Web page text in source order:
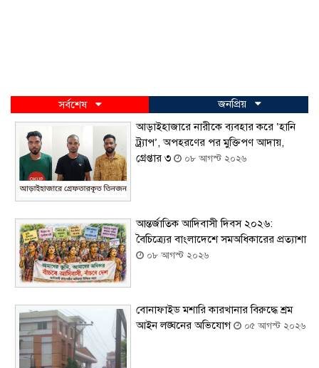
সর্বশেষ
জনপ্রিয়
আড়াইহাজারে নারীকে ব্যবহার করে ‘হানি
ট্র্যাপ’, অপহরণের পর মুক্তিপণ আদায়,
গ্রেপ্তার ৩
০৮ আগস্ট ২০২৬
আন্তর্জাতিক আদিবাসী দিবস ২০২৬:
বৈচিত্র্যের বাংলাদেশে সমঅধিকারের প্রত্যাশা
০৮ আগস্ট ২০২৬
বোনাফাইড মশারি কারখানার বিরুদ্ধে শ্রম
আইন লঙ্ঘনের অভিযোগ
০৫ আগস্ট ২০২৬